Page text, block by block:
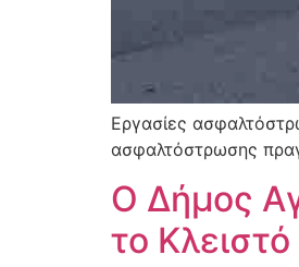
Εργασίες
ασφαλτόστρωσης
Ο Δήμος
το